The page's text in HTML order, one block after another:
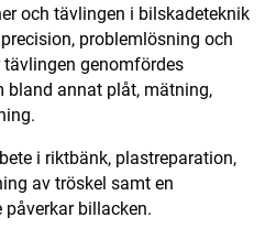
Arbeta för oss
och tävlingen i bilskadeteknik
problemlösning och
genomfördes
bland annat plåt, mätning,
i riktbänk, plastreparation,
av tröskel samt en
billacken.